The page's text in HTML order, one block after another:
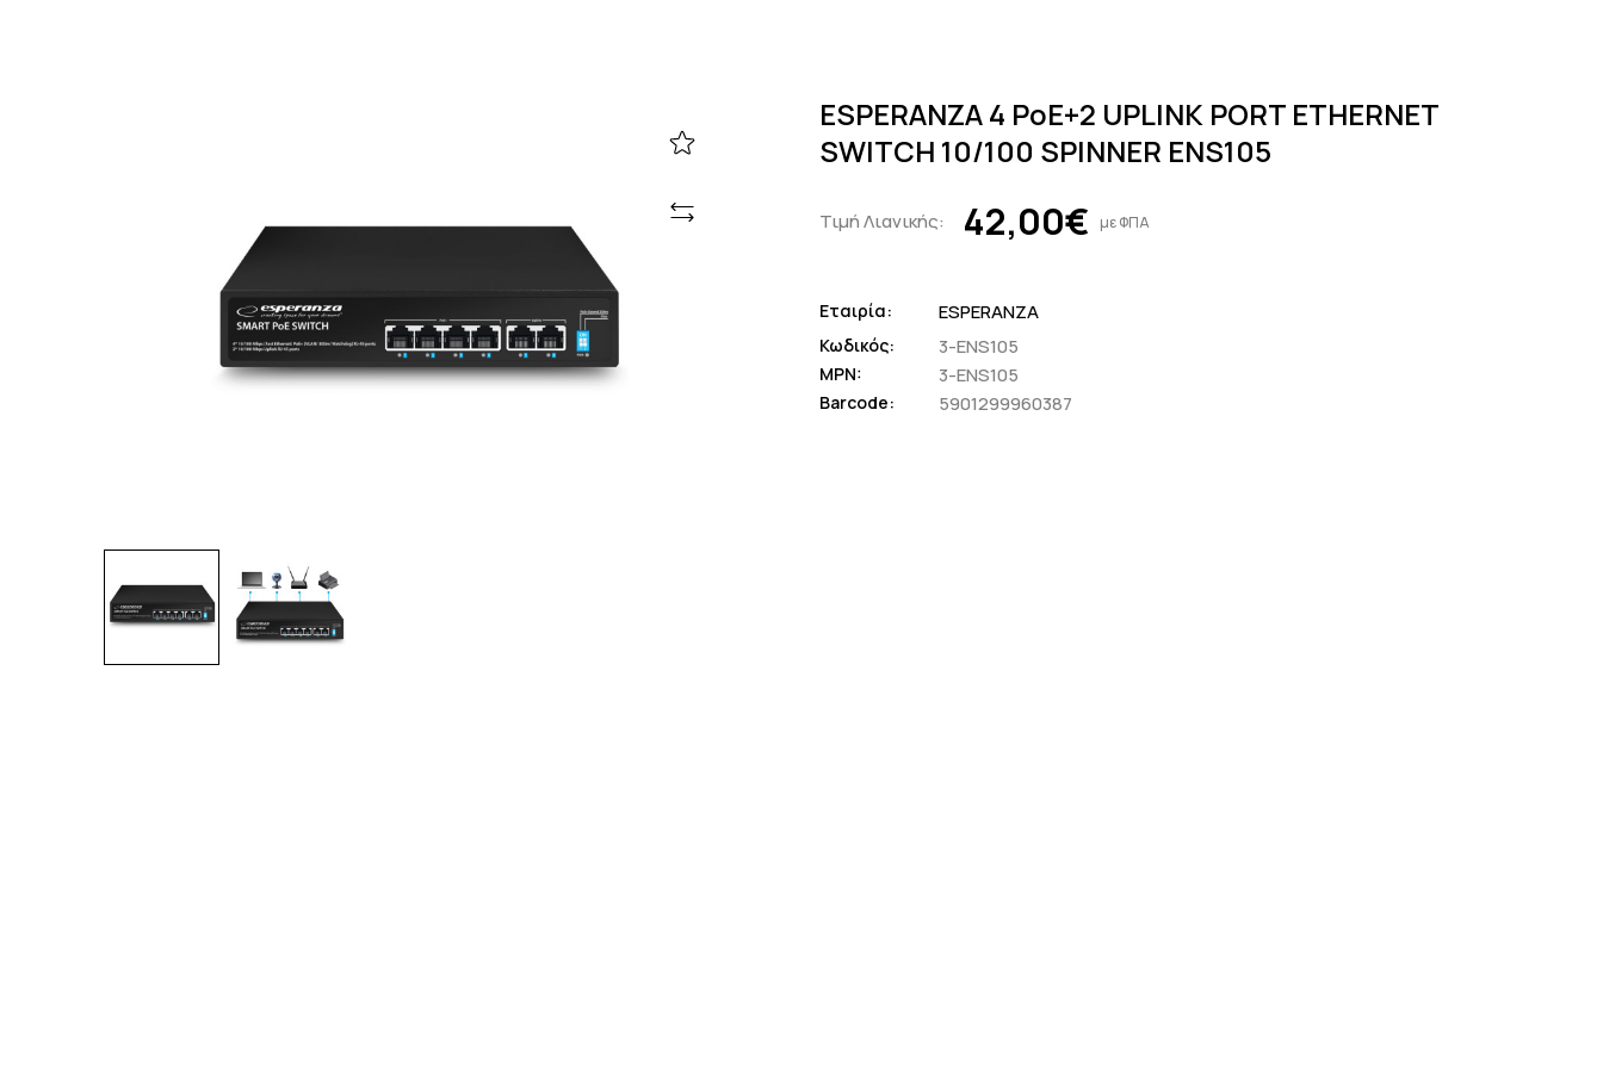
ESPERANZA 4 PoE+2 UPLINK PORT ETHERNET
SWITCH 10/100 SPINNER ENS105
Τιμή Λιανικής: 42,00€ με ΦΠΑ
Εταιρία: ESPERANZA
Κωδικός: 3-ENS105
MPN: 3-ENS105
Barcode: 5901299960387